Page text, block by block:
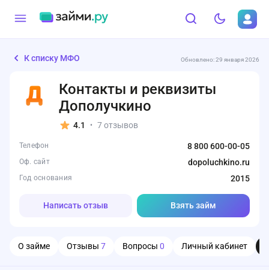
К списку МФО Обновлено: 29 января 2026
Контакты и реквизиты
Дополучкино
4.1 • 7 отзывов
Телефон 8 800 600-00-05
Оф. сайт dopoluchkino.ru
Год основания 2015
Написать отзыв Взять займ
О займе Отзывы 7 Вопросы 0 Личный кабинет